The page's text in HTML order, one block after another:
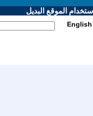
الموقع البديل
English